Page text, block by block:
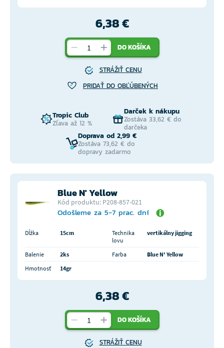
6,38 €
DO KOŠÍKA
STRÁŽIŤ CENU
PRIDAŤ DO OBĽÚBENÝCH
Tropic Club
Zľava až 12 %
Darček k nákupu
Zostáva 33,62 € do
darčeka
Doprava od 2,99 €
Zostáva 73,62 € do
dopravy zadarmo
Blue N' Yellow
Kód produktu: P208-857-021
Odošleme za 5-7 prac. dní
Dĺžka 15cm
Technika
lovu
vertikálny jigging
Balenie 2ks Farba
Blue N' Yellow
Hmotnosť
14gr
6,38 €
DO KOŠÍKA
STRÁŽIŤ CENU